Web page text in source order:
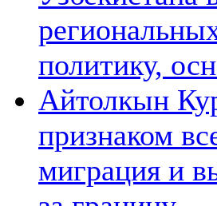
политику,
Айтолкын
признаком
миграция и